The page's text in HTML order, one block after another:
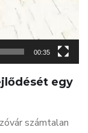
00:35
egy
számtalan